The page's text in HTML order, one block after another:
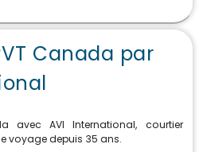
Canada par
avec AVI International, courtier
voyage depuis 35 ans.